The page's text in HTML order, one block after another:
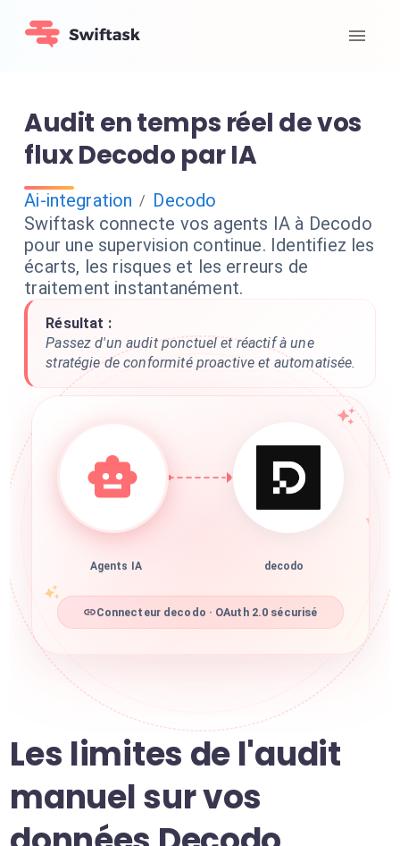
Audit en temps réel de vos
flux Decodo par IA
Ai-integration / Decodo
Swiftask connecte vos agents IA à Decodo
pour une supervision continue. Identifiez les
écarts, les risques et les erreurs de
traitement instantanément.
Résultat :
Passez d'un audit ponctuel et réactif à une
stratégie de conformité proactive et automatisée.
Agents IA decodo
Connecteur decodo · OAuth 2.0 sécurisé
Les limites de l'audit
manuel sur vos